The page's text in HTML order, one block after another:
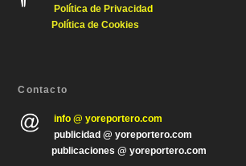
Política de Privacidad
Política de Cookies
Contacto
info @ yoreportero.com
publicidad @ yoreportero.com
publicaciones @ yoreportero.com